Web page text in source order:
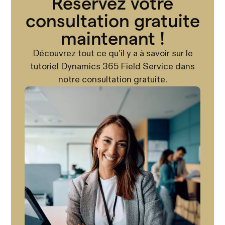
consultation gratuite
maintenant !
Découvrez tout ce qu'il y a à savoir sur le
tutoriel Dynamics 365 Field Service dans
notre consultation gratuite.